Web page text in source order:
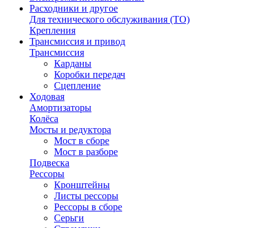
Расходники и другое
Для технического обслуживания (ТО)
Крепления
Трансмиссия и привод
Трансмиссия
Карданы
Коробки передач
Сцепление
Ходовая
Амортизаторы
Колёса
Мосты и редуктора
Мост в сборе
Мост в разборе
Подвеска
Рессоры
Кронштейны
Листы рессоры
Рессоры в сборе
Серьги